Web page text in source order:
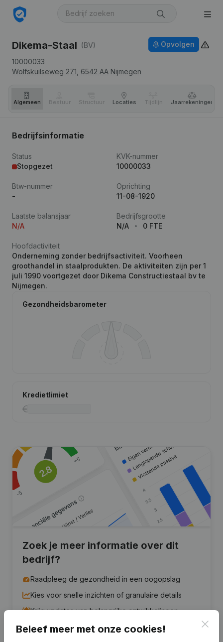
Dikema-Staal (BV)
10000033
Wolfskuilseweg 271, 6542 AA Nijmegen
Opvolgen
Algemeen Bestuur Structuur Locaties Tijdlijn Jaar­rekeningen
Bedrijfsinformatie
Status
Stopgezet
KVK-nummer
10000033
Btw-nummer
-
Oprichting
11-08-1920
Laatste balansjaar
N/A
Bedrijfsgrootte
N/A
0 FTE
Hoofdactiviteit
Onderneming zonder bedrijfsactiviteit. Voorheen
groothandel in staalprodukten. De aktiviteiten zijn per 1
juli 1990 voortgezet door Dikema Constructiestaal bv te
Nijmegen.
Gezondheidsbarometer
Kredietlimiet
Zoek je meer informatie over dit
bedrijf?
Raadpleeg de gezondheid in een oogopslag
Kies voor snelle inzichten of granulaire details
Krijg updates van belangrijke ontwikkelingen
Probeer gratis Meer ontdekken
Beleef meer met onze cookies!